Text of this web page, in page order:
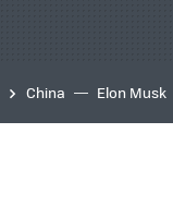
China Elon Musk